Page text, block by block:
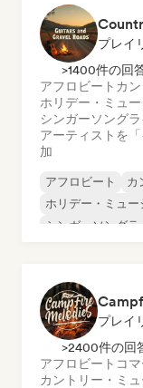
プレイ
>1400件の回
アフロビート カ
ホリデー・ミュ
シンガーソング
アーティストを
加
アフロビート
カ
ホリデー・ミュー
シンガーソングラ
プレイ
>2400件の回
アフロビート コ
カントリー・ミ